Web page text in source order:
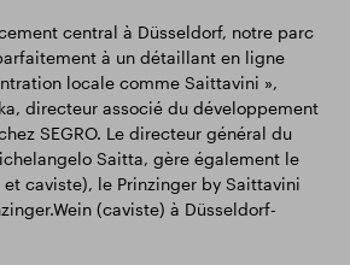
central à Düsseldorf, notre parc
à un détaillant en ligne
locale comme Saittavini »,
directeur associé du développement
SEGRO. Le directeur général du
Saitta, gère également le
caviste), le Prinzinger by Saittavini
(caviste) à Düsseldorf-